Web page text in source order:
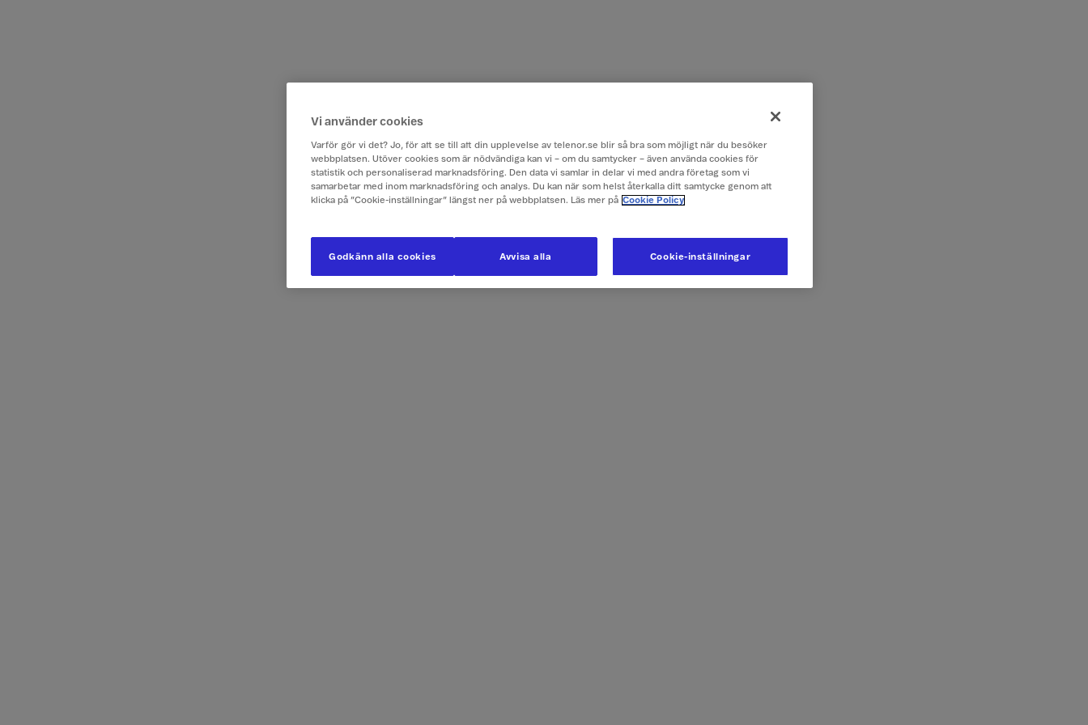
Vi använder cookies
Varför gör vi det? Jo, för att se till att din upplevelse av telenor.se blir så bra som möjligt när du besöker
webbplatsen. Utöver cookies som är nödvändiga kan vi – om du samtycker – även använda cookies för
statistik och personaliserad marknadsföring. Den data vi samlar in delar vi med andra företag som vi
samarbetar med inom marknadsföring och analys. Du kan när som helst återkalla ditt samtycke genom att
klicka på ”Cookie-inställningar” längst ner på webbplatsen. Läs mer på Cookie Policy
Cookie-inställningar
Avvisa alla
Godkänn alla cookies